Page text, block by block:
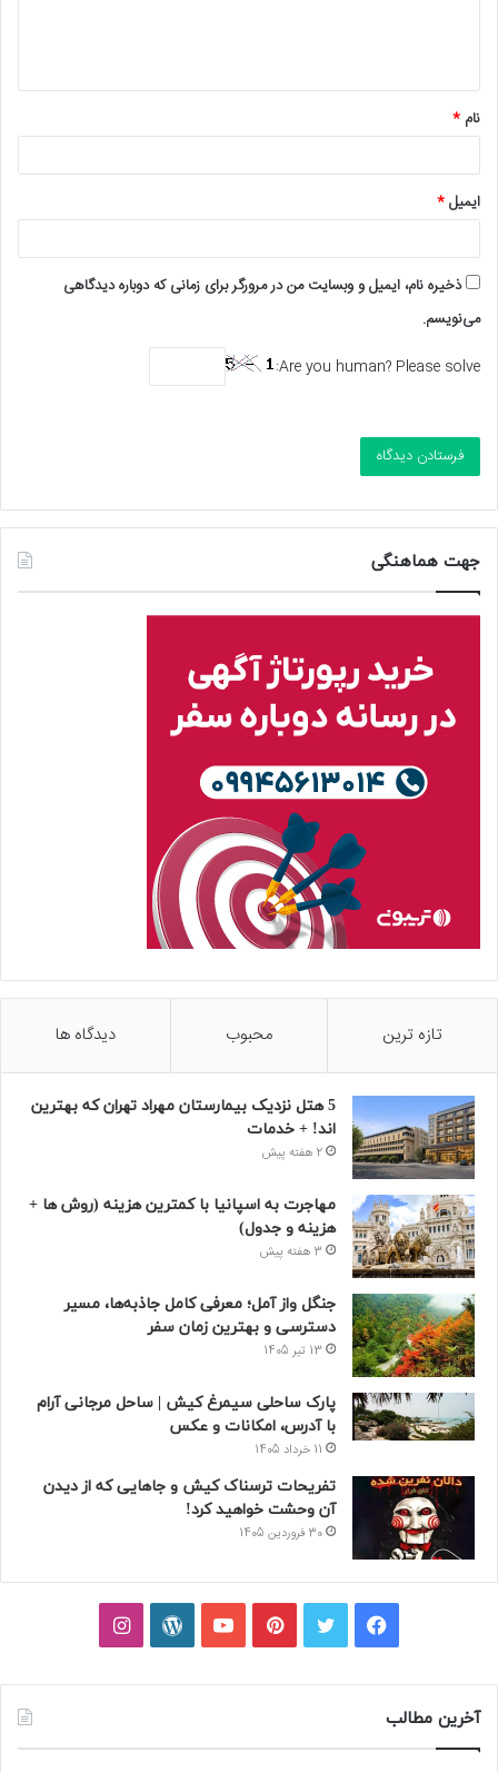
*
نام *
ایمیل*
ذخیره نام، ایمیل و وبسایت من در مرورگر برای زمانی که دوباره دیدگاهی
می‌نویسم.
Are you human? Please solve:
جهت هماهنگی
تازه ترین محبوب دیدگاه ها
5 هتل نزدیک بیمارستان مهراد تهران که بهترین‌
اند! + خدمات
2 هفته پیش
مهاجرت به اسپانیا با کمترین هزینه (روش ها +
هزینه و جدول)
3 هفته پیش
جنگل واز آمل؛ معرفی کامل جاذبه‌ها، مسیر
دسترسی و بهترین زمان سفر
13 تیر 1405
پارک ساحلی سیمرغ کیش | ساحل مرجانی آرام
با آدرس، امکانات و عکس
11 خرداد 1405
تفریحات ترسناک کیش و جاهایی که از دیدن
آن وحشت خواهید کرد!
30 فروردین 1405
فیسبوکتوییترپینتریستیوتیوبوردپرساینستاگرام
آخرین مطالب